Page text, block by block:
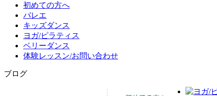
初めての方へ
バレエ
キッズダンス
ヨガ/ピラティス
ベリーダンス
体験レッスン/お問い合わせ
ブログ